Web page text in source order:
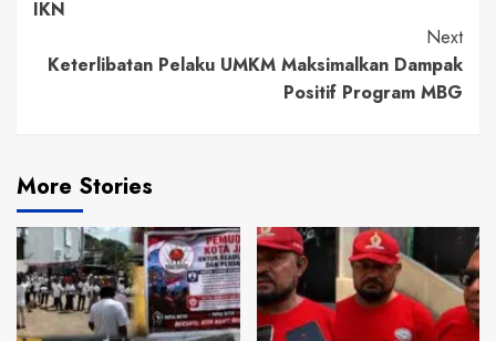
IKN
Next
Keterlibatan Pelaku UMKM Maksimalkan Dampak
Positif Program MBG
More Stories